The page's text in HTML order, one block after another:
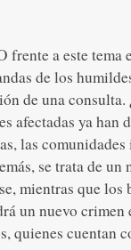
a este tema
de los
de una consulta.
afectadas ya han
las
se trata de un
mientras que los
un nuevo
quienes cuentan